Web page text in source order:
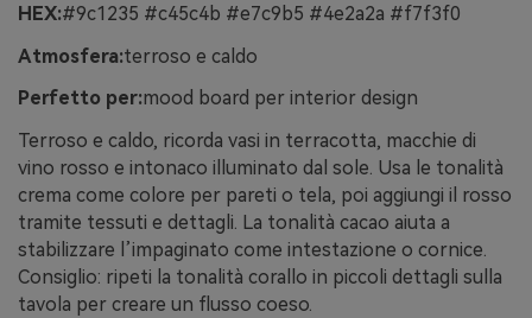
HEX:#9c1235 #c45c4b #e7c9b5 #4e2a2a #f7f3f0
Atmosfera:terroso e caldo
Perfetto per:mood board per interior design
Terroso e caldo, ricorda vasi in terracotta, macchie di
vino rosso e intonaco illuminato dal sole. Usa le tonalità
crema come colore per pareti o tela, poi aggiungi il rosso
tramite tessuti e dettagli. La tonalità cacao aiuta a
stabilizzare l’impaginato come intestazione o cornice.
Consiglio: ripeti la tonalità corallo in piccoli dettagli sulla
tavola per creare un flusso coeso.